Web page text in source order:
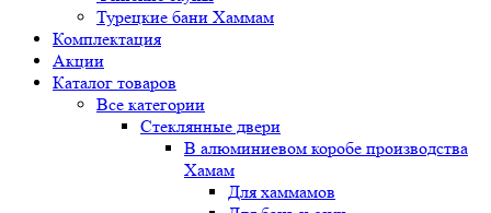
Турецкие бани Хаммам
Комплектация
Акции
Каталог товаров
Все категории
Стеклянные двери
В алюминиевом коробе производства
Хамам
Для хаммамов